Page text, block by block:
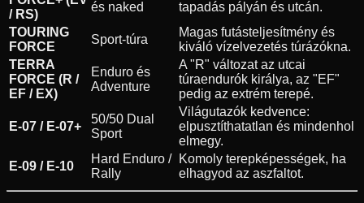
/ RS)
és naked
tapadás pályán és utcán.
TOURING
FORCE
Sport-túra
Magas futásteljesítmény és
kiváló vízelvezetés túrázókna.
TERRA
FORCE (R /
EF / EX)
Enduro és
Adventure
A "R" változat az utcai
túraendurók királya, az "EF"
pedig az extrém terepé.
E-07 / E-07+
50/50 Dual
Sport
Világutazók kedvence:
elpusztíthatatlan és mindenhol
elmegy.
E-09 / E-10
Hard Enduro /
Rally
Komoly terepképességek, ha
elhagyod az aszfaltot.